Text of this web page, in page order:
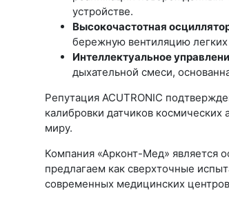
устройстве.
Высокочастотная
бережную вентиляцию
Интеллектуальное
дыхательной смеси,
Репутация ACUTRONIC
калибровки датчиков
миру.
Компания «Арконт-Мед» является
предлагаем как сверхточные
современных медицинских